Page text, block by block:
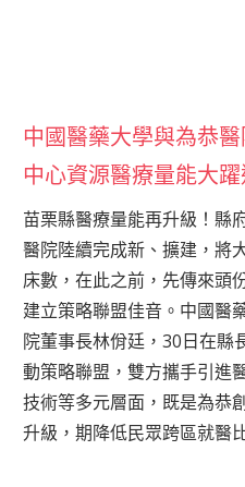
中國醫藥大學與為恭
中心資源醫療量能大躍
苗栗縣醫療量能再升級！縣
醫院陸續完成新、擴建，將
床數，在此之前，先傳來頭
建立策略聯盟佳音。中國醫
院董事長林佾廷，30日在縣
動策略聯盟，雙方攜手引進
技術等多元層面，既是為恭
升級，期降低民眾跨區就醫